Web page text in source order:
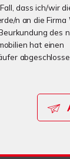
dass ich/wir
n an die Firma
des
hat einen